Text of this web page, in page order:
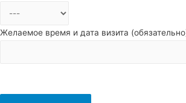
Желаемое время и дата визита